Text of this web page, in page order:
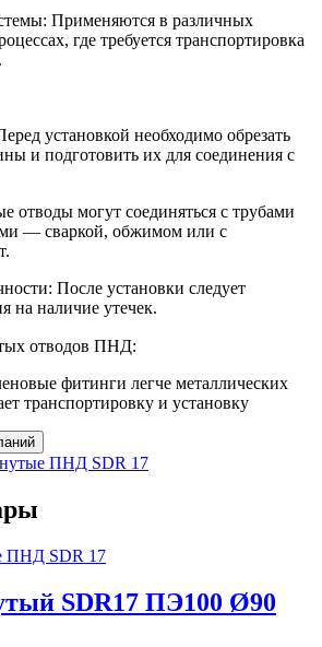
Применяются в различных
где требуется транспортировка
установкой необходимо обрезать
и подготовить их для соединения с
отводы могут соединяться с трубами
— сваркой, обжимом или с
После установки следует
на наличие утечек.
отводов ПНД:
фитинги легче металлических
транспортировку и установку
ПНД SDR 17
ПНД SDR 17
SDR17 ПЭ100 Ø90